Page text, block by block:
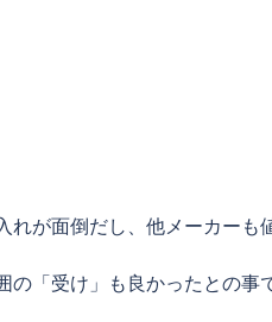
れが面倒だし、他メーカー
「受け」も良かったとの事